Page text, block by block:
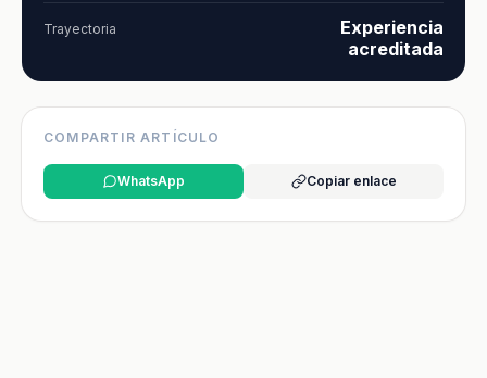
Trayectoria
Experiencia
acreditada
COMPARTIR ARTÍCULO
WhatsApp Copiar enlace